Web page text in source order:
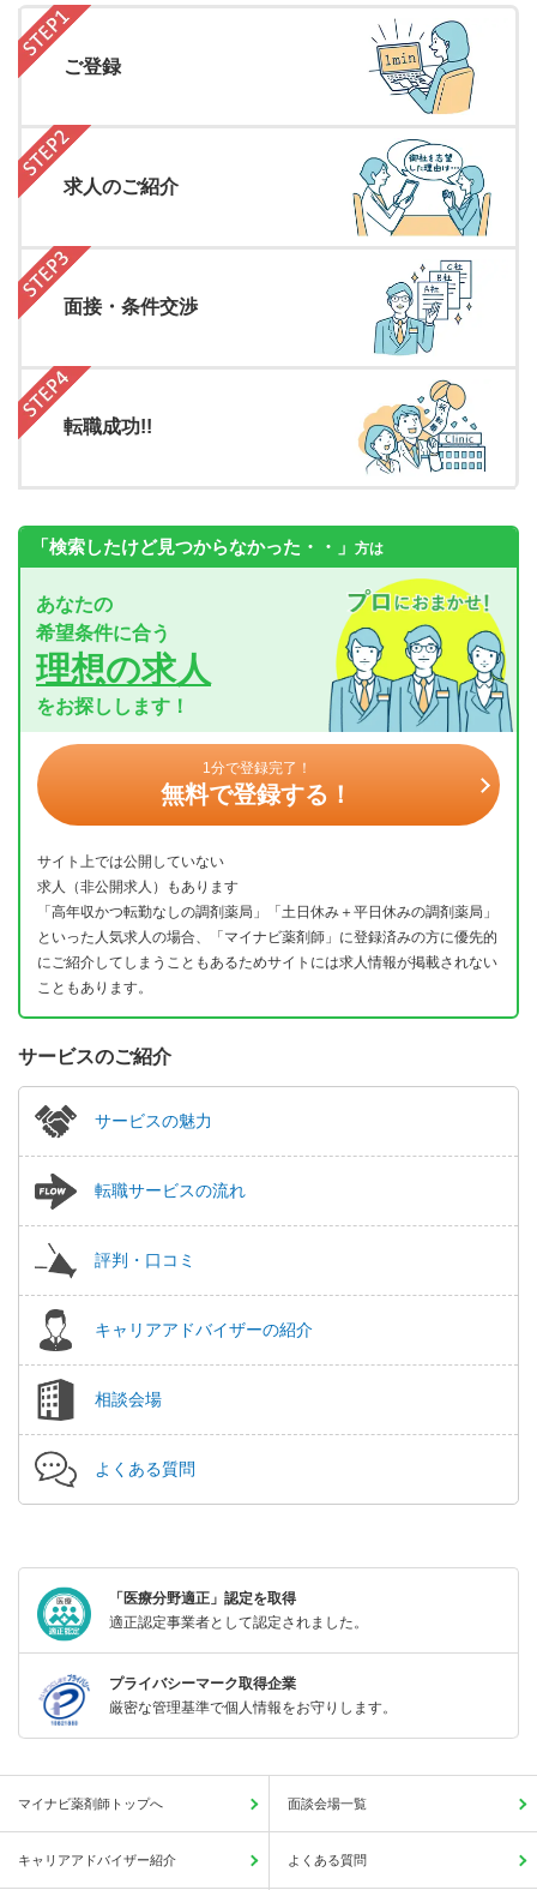
ご登録
求人のご紹介
面接・条件交渉
転職成功!!
「検索したけど見つからなかった・・」 方は
あなたの
希望条件に合う
理想の求人
をお探しします！
1分で登録完了！
無料で登録する！
サイト上では公開していない
求人（非公開求人）もあります
「高年収かつ転勤なしの調剤薬局」「土日休み＋平日休みの調剤薬局」
といった人気求人の場合、「マイナビ薬剤師」に登録済みの方に優先的
にご紹介してしまうこともあるためサイトには求人情報が掲載されない
こともあります。
サービスのご紹介
サービスの魅力
転職サービスの流れ
評判・口コミ
キャリアアドバイザーの紹介
相談会場
よくある質問
「医療分野適正」認定を取得
適正認定事業者として認定されました。
プライバシーマーク取得企業
厳密な管理基準で個人情報をお守りします。
マイナビ薬剤師トップへ 面談会場一覧
キャリアアドバイザー紹介 よくある質問